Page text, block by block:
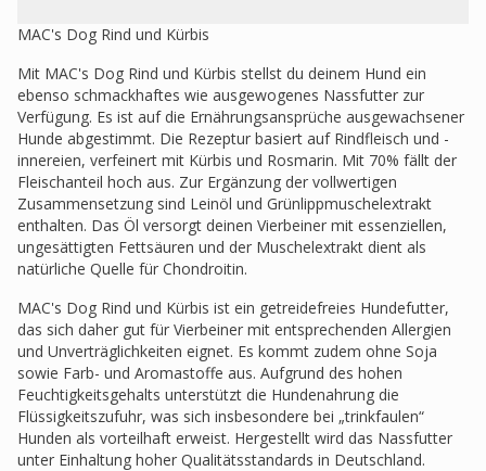
MAC's Dog Rind und Kürbis
Mit MAC's Dog Rind und Kürbis stellst du deinem Hund ein
ebenso schmackhaftes wie ausgewogenes Nassfutter zur
Verfügung. Es ist auf die Ernährungsansprüche ausgewachsener
Hunde abgestimmt. Die Rezeptur basiert auf Rindfleisch und -
innereien, verfeinert mit Kürbis und Rosmarin. Mit 70% fällt der
Fleischanteil hoch aus. Zur Ergänzung der vollwertigen
Zusammensetzung sind Leinöl und Grünlippmuschelextrakt
enthalten. Das Öl versorgt deinen Vierbeiner mit essenziellen,
ungesättigten Fettsäuren und der Muschelextrakt dient als
natürliche Quelle für Chondroitin.
MAC's Dog Rind und Kürbis ist ein getreidefreies Hundefutter,
das sich daher gut für Vierbeiner mit entsprechenden Allergien
und Unverträglichkeiten eignet. Es kommt zudem ohne Soja
sowie Farb- und Aromastoffe aus. Aufgrund des hohen
Feuchtigkeitsgehalts unterstützt die Hundenahrung die
Flüssigkeitszufuhr, was sich insbesondere bei „trinkfaulen“
Hunden als vorteilhaft erweist. Hergestellt wird das Nassfutter
unter Einhaltung hoher Qualitätsstandards in Deutschland.